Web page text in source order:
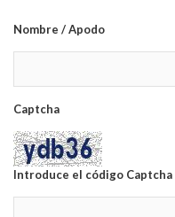
Nombre / Apodo
Captcha
Introduce el código Captcha